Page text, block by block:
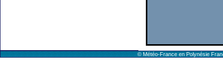
© Météo-France en Polynésie